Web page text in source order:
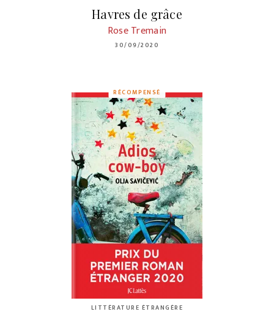
Havres de grâce
Rose Tremain
30/09/2020
RÉCOMPENSÉ
LITTÉRATURE ÉTRANGÈRE